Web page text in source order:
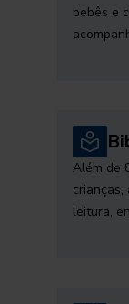
bebês e
Além de
leitura,